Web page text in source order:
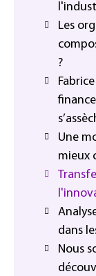
Les
?
Une
mieux
dans
Nous